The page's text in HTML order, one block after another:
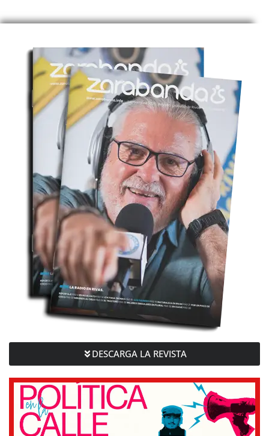
DESCARGA LA REVISTA